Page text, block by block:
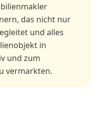
das nicht nur
und alles
in
und zum
vermarkten.